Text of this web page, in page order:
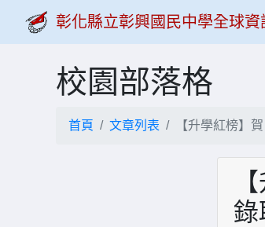
彰化縣立彰興國民中學全球資
校園部落格
首頁 文章列表 【升學紅榜】
錄